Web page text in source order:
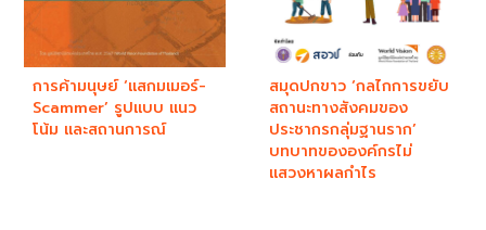
การค้ามนุษย์ ‘แสกมเมอร์-
Scammer’ รูปแบบ แนว
โน้ม และสถานการณ์
สมุดปกขาว ‘กลไกการขยับ
สถานะทางสังคมของ
ประชากรกลุ่มฐานราก’
บทบาทขององค์กรไม่
แสวงหาผลกำไร​